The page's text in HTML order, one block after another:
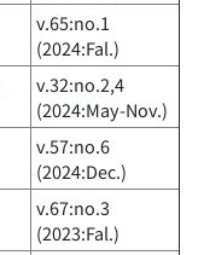
v.65:no.1
(2024:Fal.)
v.32:no.2,4
(2024:May-Nov.)
v.57:no.6
(2024:Dec.)
v.67:no.3
(2023:Fal.)